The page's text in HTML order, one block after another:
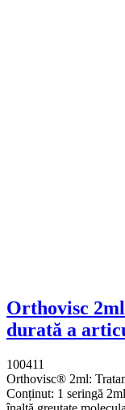
Orthovisc
durată a
100411
Orthovisc® 2ml:
Conținut: 1 seringă